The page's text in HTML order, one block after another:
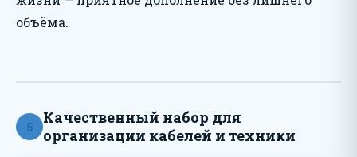
объёма.
5
Качественный набор для
организации кабелей и техники